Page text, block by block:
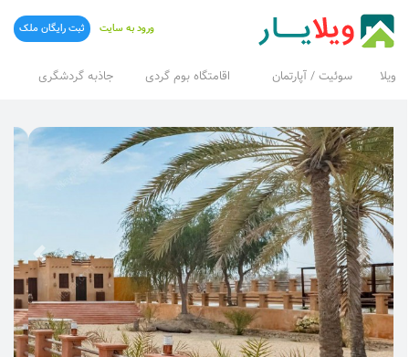
ویلا سوئیت / آپارتمان اقامتگاه بوم گردی جاذبه گردشگری
ورود به سایت ثبت رایگان ملک